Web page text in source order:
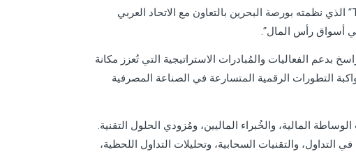
شارك بيت التمويل الكويتي – البحرين في مؤتمر “The Market 2.0” الذي نظمته بورصة البحرين بالتعاون مع الاتحاد العربي
بدعم الفعاليات والمُبادرات الاستراتيجية التي تُعزز مكانة
التطورات الرقمية المتسارعة في الصناعة المصرفية
وشركات الوساطة المالية، والخُبراء الماليين، ومُزودي الحلول التقنية.
والتقنيات السحابية، وتحليلات التداول اللحظية،